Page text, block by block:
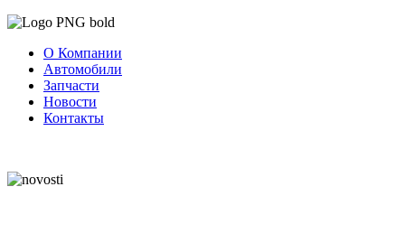
О Компании
Автомобили
Запчасти
Новости
Контакты